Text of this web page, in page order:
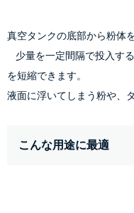
真空タンクの底部から粉体
を短縮できます。
液面に浮いてしまう粉や、
こんな用途に最適